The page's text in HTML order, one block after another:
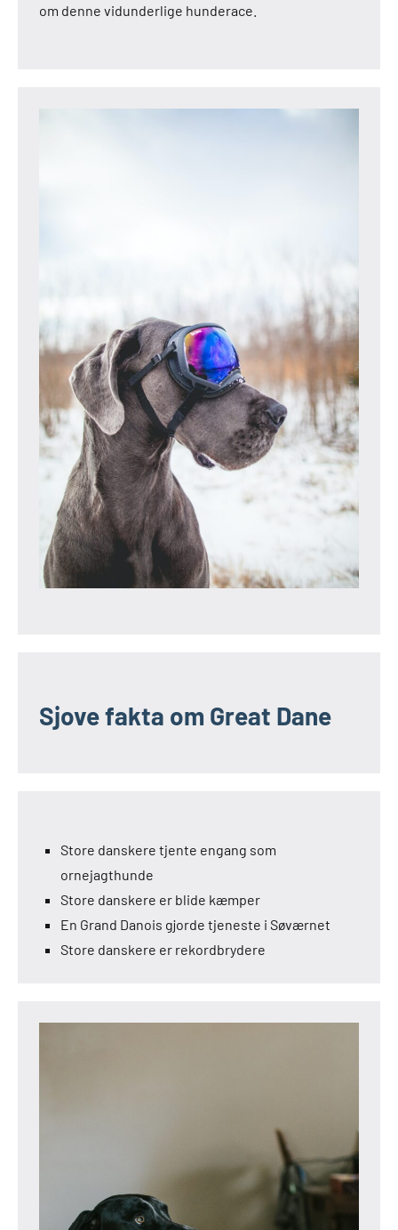
om denne vidunderlige hunderace.
Sjove fakta om Great Dane
Store danskere tjente engang som
ornejagthunde
Store danskere er blide kæmper
En Grand Danois gjorde tjeneste i Søværnet
Store danskere er rekordbrydere